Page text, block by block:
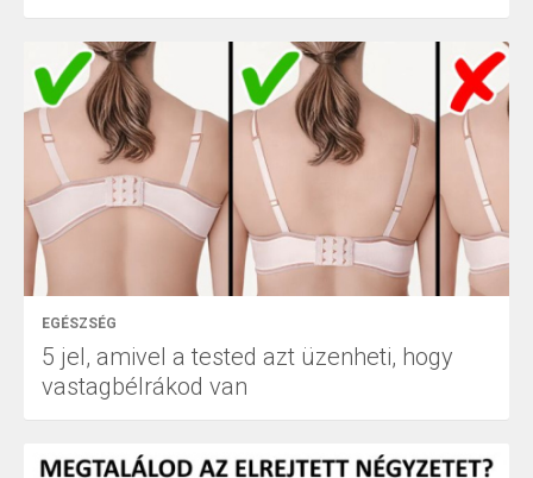
EGÉSZSÉG
5 jel, amivel a tested azt üzenheti, hogy
vastagbélrákod van